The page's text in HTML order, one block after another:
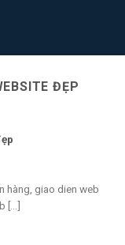
ĐẸP
hàng, giao dien web
[...]